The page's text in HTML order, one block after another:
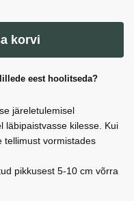
korvi
eest hoolitseda?
järeletulemisel
läbipaistvasse kilesse. Kui
tellimust vormistades
pikkusest 5-10 cm võrra